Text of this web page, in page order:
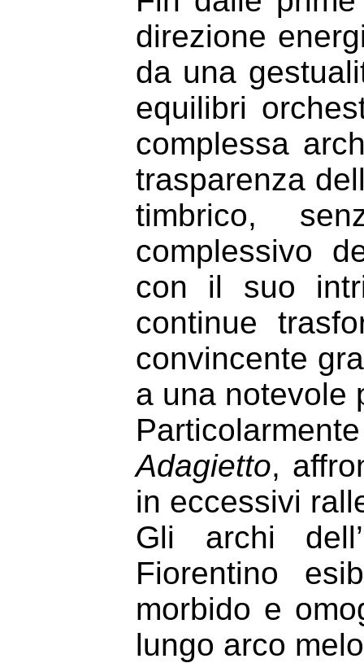
direzione
da una
equilibri
complessa
trasparenza
timbrico,
complessivo
con il suo
continue
convincente
a una notevole
Adagietto,
in eccessivi
Gli archi
Fiorentino
morbido e
lungo arco